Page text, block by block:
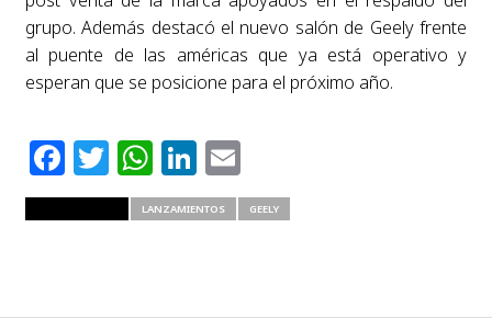
grupo. Además destacó el nuevo salón de Geely frente
al puente de las américas que ya está operativo y
esperan que se posicione para el próximo año.
Facebook
Twitter
WhatsApp
LinkedIn
Email
LANZAMIENTOS GEELY